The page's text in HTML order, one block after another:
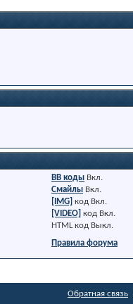
BB коды Вкл.
Смайлы Вкл.
[IMG] код Вкл.
[VIDEO] код Вкл.
HTML код Выкл.
Правила форума
Обратная связь